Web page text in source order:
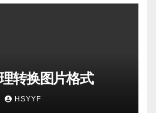
转换图片格式
HSYYF